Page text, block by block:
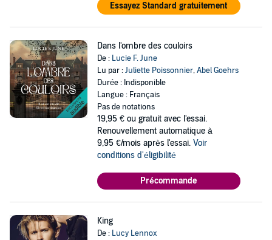
Essayez Standard gratuitement
Dans l'ombre des couloirs
De : Lucie F. June
Lu par :Juliette Poissonnier,Abel Goehrs
Durée : Indisponible
Langue : Français
Pas de notations
19,95 € ou gratuit avec l'essai.
Renouvellement automatique à
9,95 €/mois après l'essai. Voir
conditions d'éligibilité
Précommande
King
De : Lucy Lennox